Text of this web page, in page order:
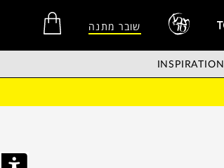
שובר מתנה
INSPIRATION